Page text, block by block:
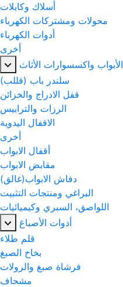
أسلاك وكابلات
محولات ومشتركات الكهرباء
أدوات الكهرباء
أخرى
الأبواب واكسسوارات الأثاث
سلندر باب (قللب)
قفل الادراج والخزائن
الرزات والترابيس
الاقفال اليدوية
أخرى
أقفال الابواب
مقابض الابواب
دفاش الابواب(غالق)
البراغي ومنتجات التثبيت
اللواصق، السبري وكيميائيات
أدوات الأصباغ
قلم طلاء
بخاخ الصبغ
فرشاة صبغ والرولات
مشحاف